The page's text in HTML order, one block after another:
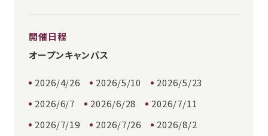
開催日程
オープンキャンパス
2026/4/26 2026/5/10
2026/5/23
2026/6/7
2026/6/28
2026/7/11
2026/7/19
2026/7/26
2026/8/2